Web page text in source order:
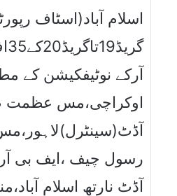
اسلام آباد(اسٹاف
اوکراچی،مس عظمت
رسول چیف ،ایف بی
آڈٹ نارتھ اسلام